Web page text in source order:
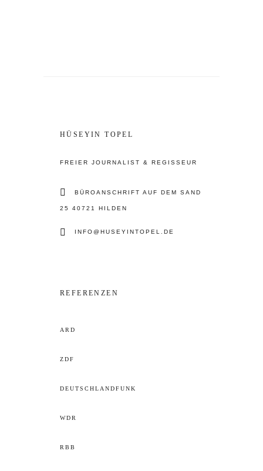
HÜSEYIN TOPEL
FREIER JOURNALIST & REGISSEUR
BÜROANSCHRIFT AUF DEM SAND
25 40721 HILDEN
INFO@HUSEYINTOPEL.DE
REFERENZEN
ARD
ZDF
DEUTSCHLANDFUNK
WDR
RBB